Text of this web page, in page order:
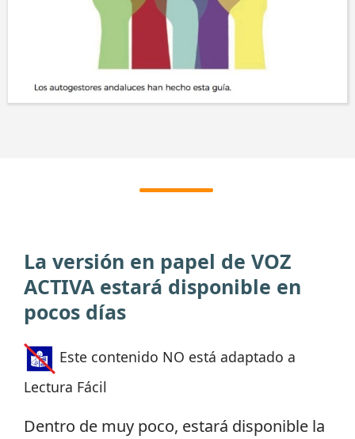
La versión en papel de VOZ
ACTIVA estará disponible en
pocos días
Este contenido NO está adaptado a
Lectura Fácil
Dentro de muy poco, estará disponible la